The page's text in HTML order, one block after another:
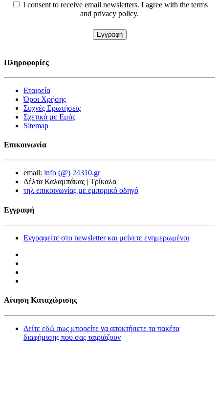
I consent to receive email newsletters. I agree with the terms
and privacy policy.
Πληροφορίες
Εταιρεία
Όροι Χρήσης
Συχνές Ερωτήσεις
Σχετικά με Εμάς
Sitemap
Επικοινωνία
email: info (@) 24310.gr
Δέλτα Καλαμπάκας | Τρίκαλα
τηλ επικοινωνίας με εμπορικό οδηγό
Εγγραφή
Εγγραφείτε στο newsletter και μείνετε ενημερωμένοι
Αίτηση Καταχώρισης
Δείτε εδώ πως μπορείτε να αποκτήσετε τα πακέτα
διαφήμισης που σας ταιριάζουν